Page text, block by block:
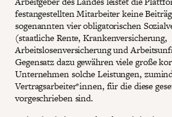
festangestellten Mitarbeiter keine
sogenannten vier obligatorischen
(staatliche Rente, Krankenversicherung,
Arbeitslosenversicherung und
Gegensatz dazu gewähren viele große
Unternehmen solche Leistungen,
Vertragsarbeiter*innen, für die diese
vorgeschrieben sind.